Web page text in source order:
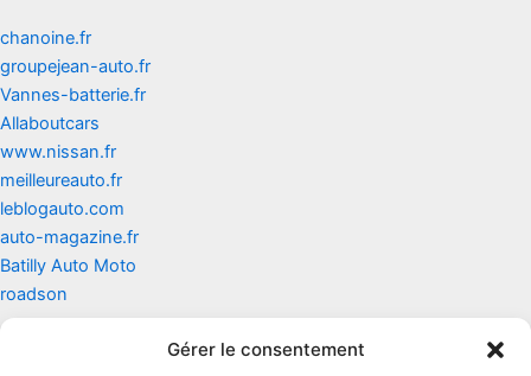
Gérer le consentement
chanoine.fr
groupejean-auto.fr
Vannes-batterie.fr
Allaboutcars
www.nissan.fr
meilleureauto.fr
leblogauto.com
auto-magazine.fr
Batilly Auto Moto
roadson